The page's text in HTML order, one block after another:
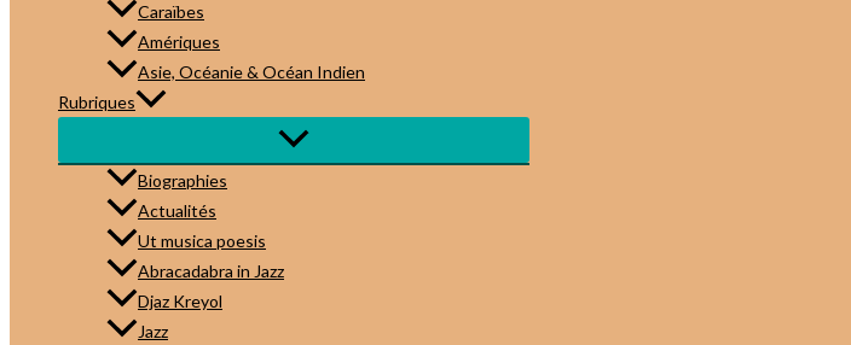
Caraïbes
Amériques
Asie, Océanie & Océan Indien
Rubriques
Biographies
Actualités
Ut musica poesis
Abracadabra in Jazz
Djaz Kreyol
Jazz